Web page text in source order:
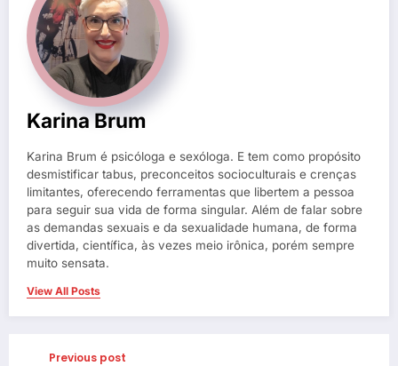
Karina Brum
Karina Brum é psicóloga e sexóloga. E tem como propósito
desmistificar tabus, preconceitos socioculturais e crenças
limitantes, oferecendo ferramentas que libertem a pessoa
para seguir sua vida de forma singular. Além de falar sobre
as demandas sexuais e da sexualidade humana, de forma
divertida, científica, às vezes meio irônica, porém sempre
muito sensata.
View All Posts
Previous post